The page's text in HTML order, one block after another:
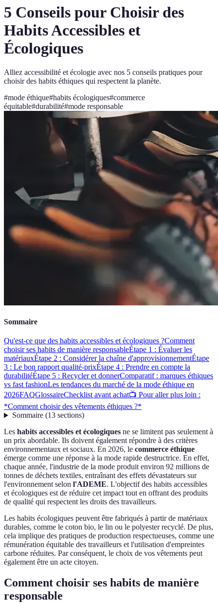
5 Conseils pour Choisir des
Habits Accessibles et
Écologiques
Alliez accessibilité et écologie avec nos 5 conseils pratiques pour
choisir des habits éthiques qui respectent la planète.
#mode éthique#habits écologiques#commerce
équitable#durabilité#mode responsable
Sommaire
Qu'est-ce que des habits accessibles et écologiques ?Comment
choisir ses habits de manière responsableÉtape 1 : Évaluer les
matériauxÉtape 2 : Considérer la chaîne d'approvisionnementÉtape
3 : Le bon rapport qualité-prixÉtape 4 : Prendre en compte la
durabilitéÉtape 5 : Recycler et donnerComparatif : marques éthiques
vs fast fashionLes tendances du marché de la mode éthique en
2026FAQGlossaireChecklist avant achat📺 Pour aller plus loin :
*Comment choisir des vêtements éthiques ?*
Sommaire(13 sections)
Les habits accessibles et écologiques ne se limitent pas seulement à
un prix abordable. Ils doivent également répondre à des critères
environnementaux et sociaux. En 2026, le commerce éthique
émerge comme une réponse à la mode rapide destructrice. En effet,
chaque année, l'industrie de la mode produit environ 92 millions de
tonnes de déchets textiles, entraînant des effets dévastateurs sur
l'environnement selon l'ADEME. L'objectif des habits accessibles
et écologiques est de réduire cet impact tout en offrant des produits
de qualité qui respectent les droits des travailleurs.
Les habits écologiques peuvent être fabriqués à partir de matériaux
durables, comme le coton bio, le lin ou le polyester recyclé. De plus,
cela implique des pratiques de production respectueuses, comme une
rémunération équitable des travailleurs et l'utilisation d'empreintes
carbone réduites. Par conséquent, le choix de vos vêtements peut
également être un acte citoyen.
Comment choisir ses habits de manière
responsable